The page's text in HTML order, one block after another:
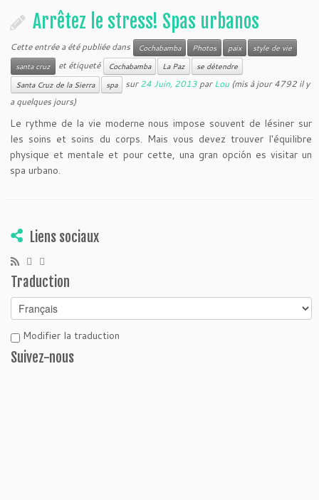
Arrêtez le stress! Spas urbanos
Cette entrée a été publiée dans Cochabamba Photos paix
style de vie
santa cruz
et étiqueté Cochabamba La Paz
se détendre
Santa Cruz de la Sierra
spa sur24 Juin, 2013 parLou(mis à jour 4792 il y
a quelques jours)
Le rythme de la vie moderne nous impose souvent de lésiner sur
les soins et soins du corps. Mais vous devez trouver l'équilibre
physique et mentale et pour cette, una gran opción es visitar un
spa urbano.
Liens sociaux
Traduction
Modifier la traduction
Suivez-nous